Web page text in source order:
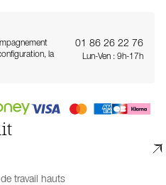
la
01 86 26 22 76
Lun-Ven : 9h-17h
travail hauts